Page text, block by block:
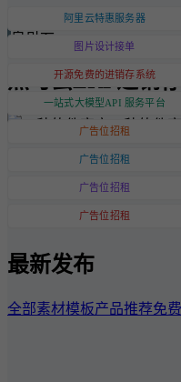
点可云
点可云ERP进销
一秒软件
阿里云特惠服务器
图片设计接单
开源免费的进销存系统
一站式大模型API 服务平台
广告位招租
广告位招租
广告位招租
广告位招租
最新发布
全部素材模板产品推荐免